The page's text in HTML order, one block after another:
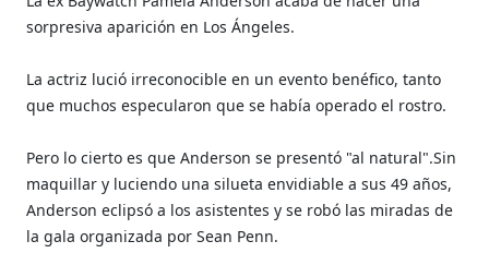
sorpresiva aparición en Los Ángeles.
La actriz lució irreconocible en un evento benéfico, tanto
que muchos especularon que se había operado el rostro.
Pero lo cierto es que Anderson se presentó "al natural".Sin
maquillar y luciendo una silueta envidiable a sus 49 años,
Anderson eclipsó a los asistentes y se robó las miradas de
la gala organizada por Sean Penn.